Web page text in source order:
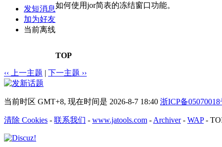
发短消息
加为好友
当前离线
如何使用jor简表的冻结窗口功能。
TOP
‹‹ 上一主题 | 下一主题 ››
当前时区 GMT+8, 现在时间是 2026-8-7 18:40 浙ICP备05070018
清除 Cookies - 联系我们 - www.jatools.com - Archiver- WAP-